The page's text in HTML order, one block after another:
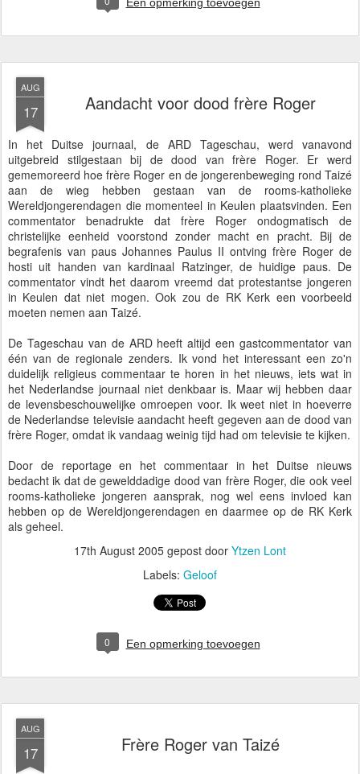
AUG
17 Aandacht voor dood frère Roger
In het Duitse journaal, de ARD Tageschau, werd vanavond
uitgebreid stilgestaan bij de dood van frère Roger. Er werd
gememoreerd hoe frère Roger en de jongerenbeweging rond Taizé
aan de wieg hebben gestaan van de rooms-katholieke
Wereldjongerendagen die momenteel in Keulen plaatsvinden. Een
commentator benadrukte dat frère Roger ondogmatisch de
christelijke eenheid voorstond zonder macht en pracht. Bij de
begrafenis van paus Johannes Paulus II ontving frère Roger de
hosti uit handen van kardinaal Ratzinger, de huidige paus. De
commentator vindt het daarom vreemd dat protestantse jongeren
in Keulen dat niet mogen. Ook zou de RK Kerk een voorbeeld
moeten nemen aan Taizé.
De Tageschau van de ARD heeft altijd een gastcommentator van
één van de regionale zenders. Ik vond het interessant een zo'n
duidelijk religieus commentaar te horen in het nieuws, iets wat in
het Nederlandse journaal niet denkbaar is. Maar wij hebben daar
de levensbeschouwelijke omroepen voor. Ik weet niet in hoeverre
de Nederlandse televisie aandacht heeft gegeven aan de dood van
frère Roger, omdat ik vandaag weinig tijd had om televisie te kijken.
Door de reportage en het commentaar in het Duitse nieuws
bedacht ik dat de gewelddadige dood van frère Roger, die ook veel
rooms-katholieke jongeren aansprak, nog wel eens invloed kan
hebben op de Wereldjongerendagen en daarmee op de RK Kerk
als geheel.
17th August 2005 gepost door Ytzen Lont
Labels: Geloof
0 Een opmerking toevoegen
AUG
17 Frère Roger van Taizé